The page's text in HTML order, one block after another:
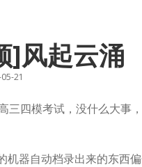
]风起云涌
21
四模考试，没什么大事，
器自动档录出来的东西偏